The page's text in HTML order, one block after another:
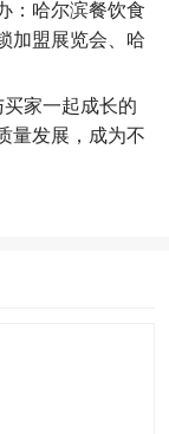
：哈尔滨餐饮食
加盟展览会、哈
家一起成长的
量发展，成为不